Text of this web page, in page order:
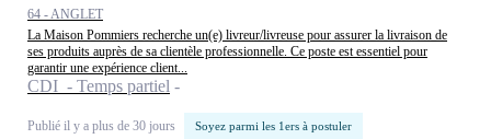
64 - ANGLET
La Maison Pommiers recherche un(e) livreur/livreuse pour assurer la livraison de
ses produits auprès de sa clientèle professionnelle. Ce poste est essentiel pour
garantir une expérience client...
CDI - Temps partiel
Publié il y a plus de 30 jours Soyez parmi les 1ers à postuler